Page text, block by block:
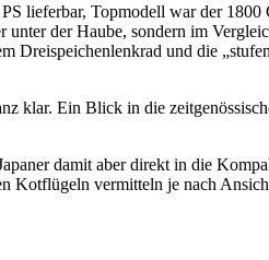
lieferbar, Topmodell war der
der Haube, sondern im
Dreispeichenlenkrad und die
klar. Ein Blick in die
damit aber direkt in die
Kotflügeln vermitteln je nach